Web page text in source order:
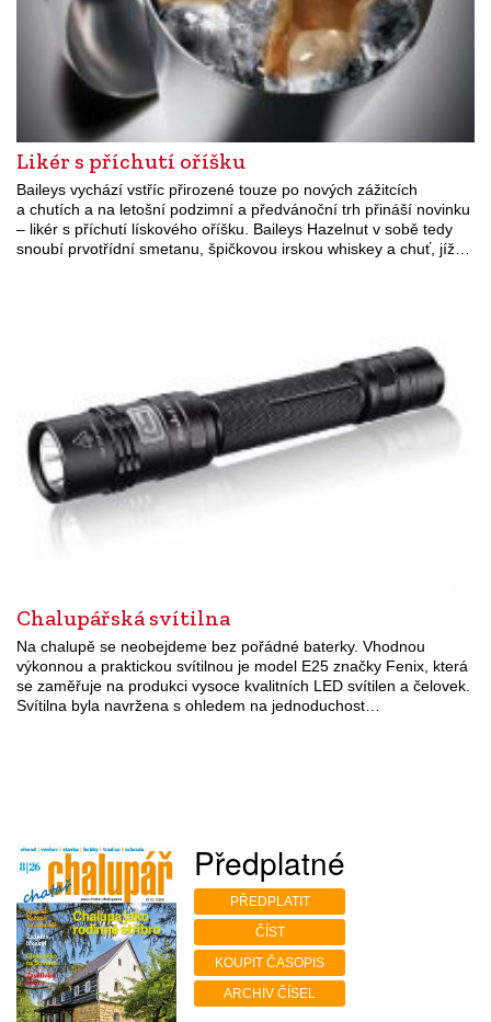
Likér s příchutí oříšku
Baileys vychází vstříc přirozené touze po nových zážitcích
a chutích a na letošní podzimní a předvánoční trh přináší novinku
– likér s příchutí lískového oříšku. Baileys Hazelnut v sobě tedy
snoubí prvotřídní smetanu, špičkovou irskou whiskey a chuť, jíž…
Chalupářská svítilna
Na chalupě se neobejdeme bez pořádné baterky. Vhodnou
výkonnou a praktickou svítilnou je model E25 značky Fenix, která
se zaměřuje na produkci vysoce kvalitních LED svítilen a čelovek.
Svítilna byla navržena s ohledem na jednoduchost…
Předplatné
PŘEDPLATIT
ČÍST
KOUPIT ČASOPIS
ARCHIV ČÍSEL